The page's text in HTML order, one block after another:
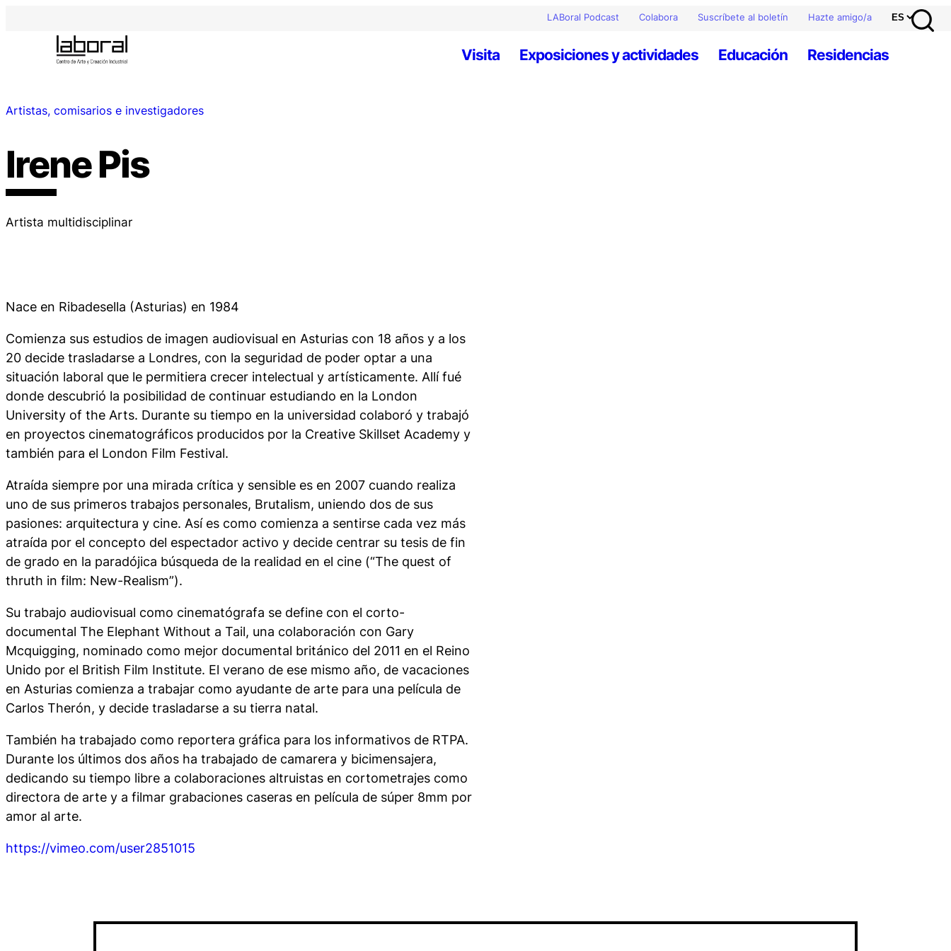
LABoral Podcast Colabora Suscríbete al boletín Hazte amigo/a
Visita Exposiciones y actividades Educación Residencias
Artistas, comisarios e investigadores
Irene Pis
Artista multidisciplinar
Nace en Ribadesella (Asturias) en 1984
Comienza sus estudios de imagen audiovisual en Asturias con 18 años y a los
20 decide trasladarse a Londres, con la seguridad de poder optar a una
situación laboral que le permitiera crecer intelectual y artísticamente. Allí fué
donde descubrió la posibilidad de continuar estudiando en la London
University of the Arts. Durante su tiempo en la universidad colaboró y trabajó
en proyectos cinematográficos producidos por la Creative Skillset Academy y
también para el London Film Festival.
Atraída siempre por una mirada crítica y sensible es en 2007 cuando realiza
uno de sus primeros trabajos personales, Brutalism, uniendo dos de sus
pasiones: arquitectura y cine. Así es como comienza a sentirse cada vez más
atraída por el concepto del espectador activo y decide centrar su tesis de fin
de grado en la paradójica búsqueda de la realidad en el cine (“The quest of
thruth in film: New-Realism”).
Su trabajo audiovisual como cinematógrafa se define con el corto-
documental The Elephant Without a Tail, una colaboración con Gary
Mcquigging, nominado como mejor documental británico del 2011 en el Reino
Unido por el British Film Institute. El verano de ese mismo año, de vacaciones
en Asturias comienza a trabajar como ayudante de arte para una película de
Carlos Therón, y decide trasladarse a su tierra natal.
También ha trabajado como reportera gráfica para los informativos de RTPA.
Durante los últimos dos años ha trabajado de camarera y bicimensajera,
dedicando su tiempo libre a colaboraciones altruistas en cortometrajes como
directora de arte y a filmar grabaciones caseras en película de súper 8mm por
amor al arte.
https://vimeo.com/user2851015